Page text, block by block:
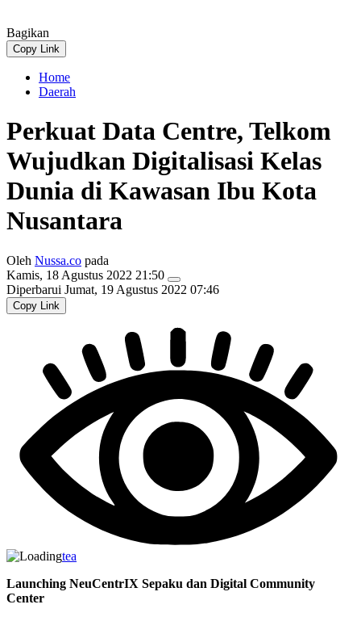
Bagikan
Copy Link
Home
Daerah
Perkuat Data Centre, Telkom
Wujudkan Digitalisasi Kelas
Dunia di Kawasan Ibu Kota
Nusantara
Oleh Nussa.co pada
Kamis, 18 Agustus 2022 21:50
Diperbarui Jumat, 19 Agustus 2022 07:46
Copy Link
tea
Launching NeuCentrIX Sepaku dan Digital Community
Center